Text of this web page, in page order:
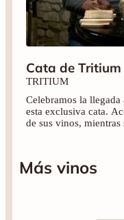
Cata de Tritium
TRITIUM
Celebramos la
esta exclusiva cata.
de sus vinos,
Más vinos